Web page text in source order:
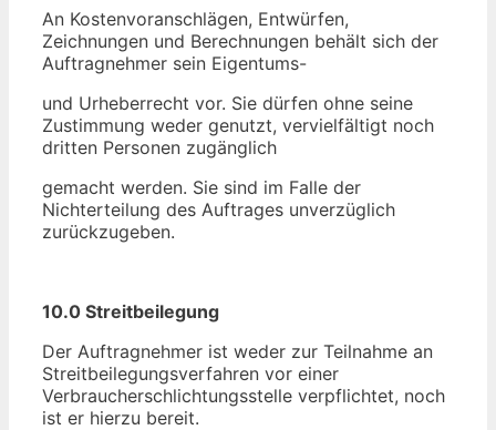
An Kostenvoranschlägen, Entwürfen,
Zeichnungen und Berechnungen behält sich der
Auftragnehmer sein Eigentums-
und Urheberrecht vor. Sie dürfen ohne seine
Zustimmung weder genutzt, vervielfältigt noch
dritten Personen zugänglich
gemacht werden. Sie sind im Falle der
Nichterteilung des Auftrages unverzüglich
zurückzugeben.
10.0 Streitbeilegung
Der Auftragnehmer ist weder zur Teilnahme an
Streitbeilegungsverfahren vor einer
Verbraucherschlichtungsstelle verpflichtet, noch
ist er hierzu bereit.